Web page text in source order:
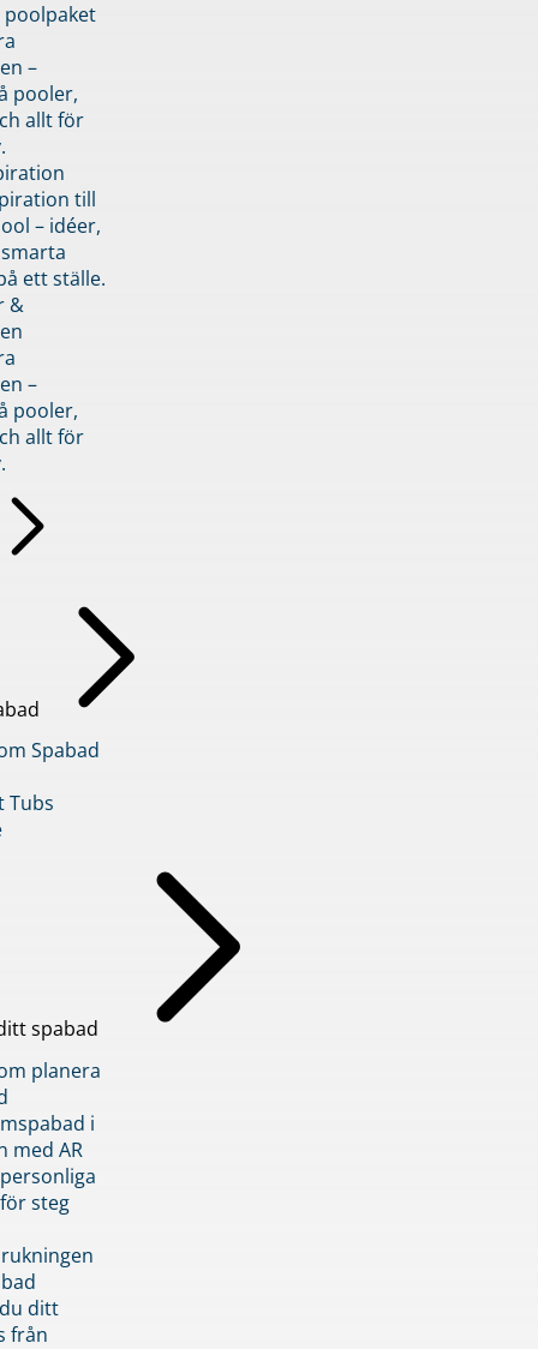
–
pooler,
allt för
till
– idéer,
ett ställe.
&
–
pooler,
allt för
Spabad
Tubs
spabad
planera
i
med AR
steg
ditt
från